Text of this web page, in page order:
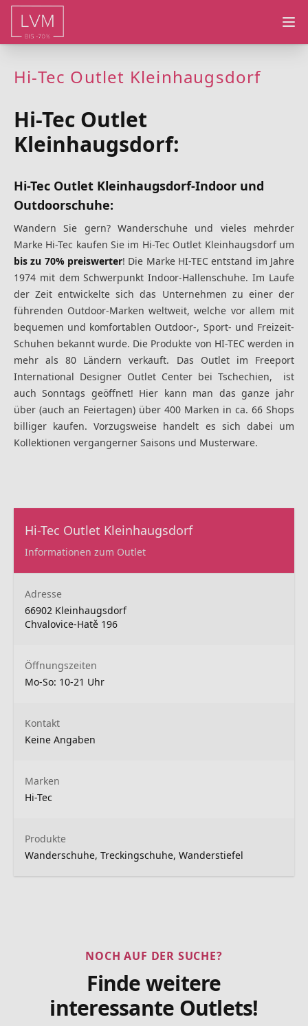
Hi-Tec Outlet Kleinhaugsdorf
Hi-Tec Outlet
Kleinhaugsdorf:
Hi-Tec Outlet Kleinhaugsdorf-Indoor und
Outdoorschuhe:
Wandern Sie gern? Wanderschuhe und vieles mehrder
Marke Hi-Tec kaufen Sie im Hi-Tec Outlet Kleinhaugsdorf um
bis zu 70% preiswerter! Die Marke HI-TEC entstand im Jahre
1974 mit dem Schwerpunkt Indoor-Hallenschuhe. Im Laufe
der Zeit entwickelte sich das Unternehmen zu einer der
führenden Outdoor-Marken weltweit, welche vor allem mit
bequemen und komfortablen Outdoor-, Sport- und Freizeit-
Schuhen bekannt wurde. Die Produkte von HI-TEC werden in
mehr als 80 Ländern verkauft. Das Outlet im Freeport
International Designer Outlet Center bei Tschechien, ist
auch Sonntags geöffnet! Hier kann man das ganze jahr
über (auch an Feiertagen) über 400 Marken in ca. 66 Shops
billiger kaufen. Vorzugsweise handelt es sich dabei um
Kollektionen vergangerner Saisons und Musterware.
Hi-Tec Outlet Kleinhaugsdorf
Informationen zum Outlet
Adresse
66902 Kleinhaugsdorf
Chvalovice-Hatě 196
Öffnungszeiten
Mo-So: 10-21 Uhr
Kontakt
Keine Angaben
Marken
Hi-Tec
Produkte
Wanderschuhe, Treckingschuhe, Wanderstiefel
NOCH AUF DER SUCHE?
Finde weitere
interessante Outlets!